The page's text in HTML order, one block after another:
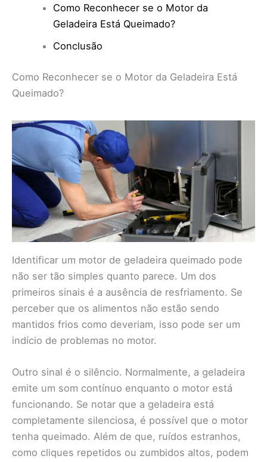
Como Reconhecer se o Motor da
Geladeira Está Queimado?
Conclusão
Como Reconhecer se o Motor da Geladeira Está
Queimado?
Identificar um motor de geladeira queimado pode
não ser tão simples quanto parece. Um dos
primeiros sinais é a ausência de resfriamento. Se
perceber que os alimentos não estão sendo
mantidos frios como deveriam, isso pode ser um
indício de problemas no motor.
Outro sinal é o silêncio. Normalmente, a geladeira
emite um som contínuo enquanto o motor está
funcionando. Se notar que a geladeira está
completamente silenciosa, é possível que o motor
tenha queimado. Além de que, ruídos estranhos,
como cliques repetidos ou zumbidos altos, podem